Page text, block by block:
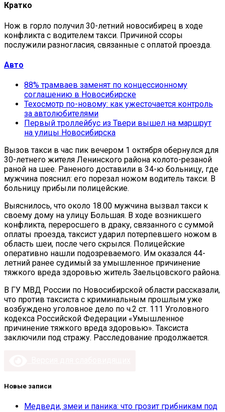
Кратко
Нож в горло получил 30-летний новосибирец в ходе
конфликта с водителем такси. Причиной ссоры
послужили разногласия, связанные с оплатой проезда.
Авто
88% трамваев заменят по концессионному
соглашению в Новосибирске
Техосмотр по-новому: как ужесточается контроль
за автолюбителями
Первый троллейбус из Твери вышел на маршрут
на улицы Новосибирска
Вызов такси в час пик вечером 1 октября обернулся для
30-летнего жителя Ленинского района колото-резаной
раной на шее. Раненого доставили в 34-ю больницу, где
мужчина пояснил: его порезал ножом водитель такси. В
больницу прибыли полицейские.
Выяснилось, что около 18.00 мужчина вызвал такси к
своему дому на улицу Большая. В ходе возникшего
конфликта, переросшего в драку, связанного с суммой
оплаты проезда, таксист ударил потерпевшего ножом в
область шеи, после чего скрылся. Полицейские
оперативно нашли подозреваемого. Им оказался 44-
летний ранее судимый за умышленное причинение
тяжкого вреда здоровью житель Заельцовского района.
В ГУ МВД России по Новосибирской области рассказали,
что против таксиста с криминальным прошлым уже
возбуждено уголовное дело по ч.2 ст. 111 Уголовного
кодекса Российской Федерации «Умышленное
причинение тяжкого вреда здоровью». Таксиста
заключили под стражу. Расследование продолжается.
Новые записи
Медведи, змеи и паника: что грозит грибникам под